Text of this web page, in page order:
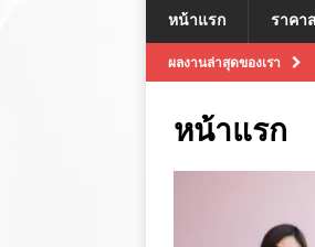
หน้าแรก ราคา
ผลงานล่าสุดของเรา
หน้าแรก